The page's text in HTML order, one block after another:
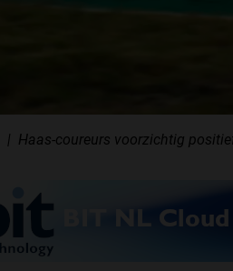
Haas-coureurs voorzichtig